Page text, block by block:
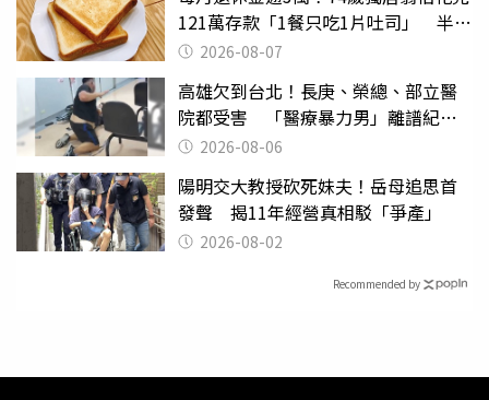
121萬存款「1餐只吃1片吐司」 半年
後暴瘦嚇壞女兒
2026-08-07
高雄欠到台北！長庚、榮總、部立醫
院都受害 「醫療暴力男」離譜紀錄
曝光2026-08-06
陽明交大教授砍死妹夫！岳母追思首
發聲 揭11年經營真相駁「爭產」
2026-08-02
Recommended by